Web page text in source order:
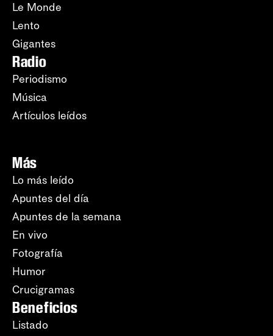
Le Monde
Lento
Gigantes
Radio
Periodismo
Música
Artículos leídos
Más
Lo más leído
Apuntes del día
Apuntes de la semana
En vivo
Fotografía
Humor
Crucigramas
Beneficios
Listado